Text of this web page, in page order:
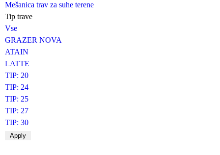
Mešanica trav za suhe terene
Tip trave
Vse
GRAZER NOVA
ATAIN
LATTE
TIP: 20
TIP: 24
TIP: 25
TIP: 27
TIP: 30